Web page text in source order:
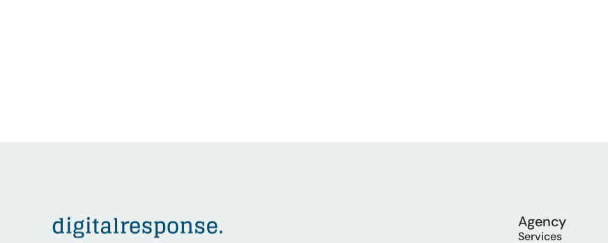
Agency
Services